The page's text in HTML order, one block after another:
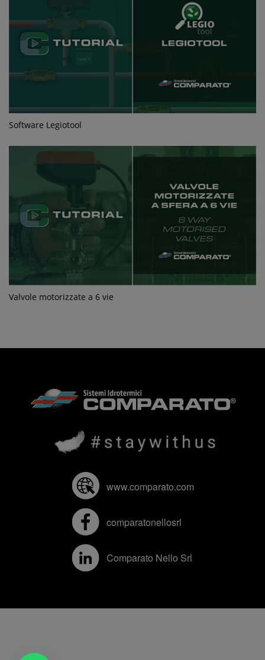
Software Legiotool
Valvole motorizzate a 6 vie
www.comparato.com
comparatonellosrl
Comparato Nello Srl